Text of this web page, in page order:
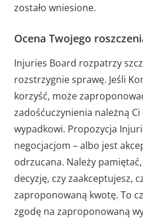
zostało wniesione.
Ocena Twojego
Injuries Board rozpatrzy
rozstrzygnie sprawę. Jeśli
korzyść, może
zadośćuczynienia należną
wypadkowi. Propozycja
negocjacjom – albo jest
odrzucana. Należy
decyzję, czy zaakceptujesz,
zaproponowaną kwotę. To
zgodę na zaproponowaną